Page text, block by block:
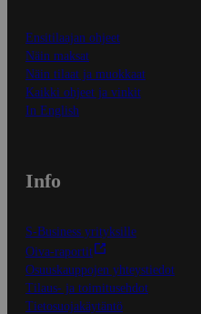
Ensitilaajan ohjeet
Näin maksat
Näin tilaat ja muokkaat
Kaikki ohjeet ja vinkit
In English
Info
S-Business yrityksille
Oiva-raportit
Osuuskauppojen yhteystiedot
Tilaus- ja toimitusehdot
Tietosuojakäytäntö